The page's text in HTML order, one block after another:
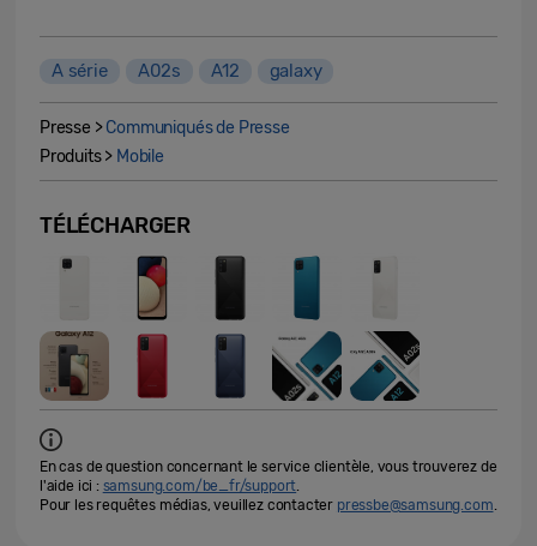
A série A02s A12 galaxy
Presse >Communiqués de Presse
Produits > Mobile
TÉLÉCHARGER
En cas de question concernant le service clientèle, vous trouverez de
l'aide ici : samsung.com/be_fr/support.
Pour les requêtes médias, veuillez contacter pressbe@samsung.com.